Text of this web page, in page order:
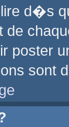
d�s
sont